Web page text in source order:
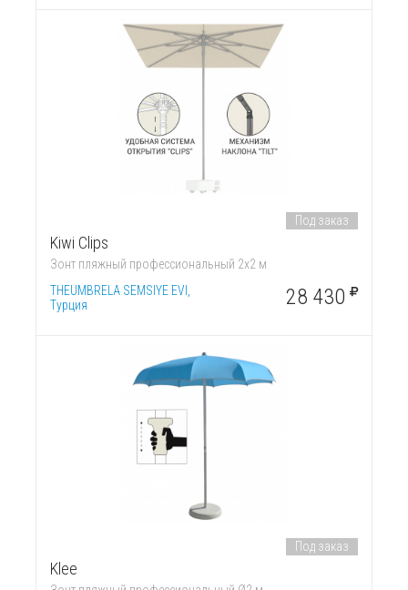
Kiwi Clips
Зонт пляжный профессиональный 2х2 м
THEUMBRELA SEMSIYE EVI,
Турция
Под заказ
28 430
Klee
Под заказ